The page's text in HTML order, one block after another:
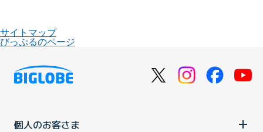
サイトマップ
びっぷるのページ
個人のお客さま